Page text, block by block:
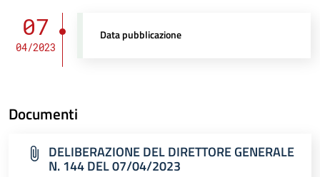
07
04/2023
Data pubblicazione
Documenti
DELIBERAZIONE DEL DIRETTORE GENERALE
N. 144 DEL 07/04/2023